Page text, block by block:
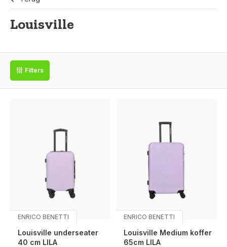
Louisville
Filters
ENRICO BENETTI
Louisville underseater
40 cm LILA
ENRICO BENETTI
Louisville Medium koffer
65cm LILA